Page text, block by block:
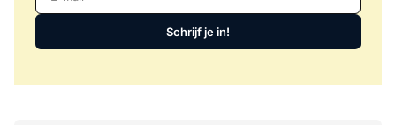
Schrijf je in!